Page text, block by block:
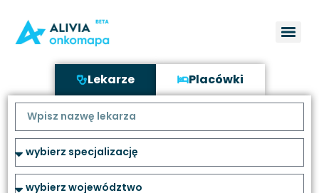
Lekarze Placówki